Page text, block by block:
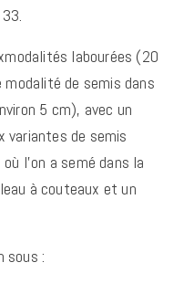
labourées (20
de semis dans
5 cm), avec un
variantes de semis
l’on a semé dans la
à couteaux et un
sous :